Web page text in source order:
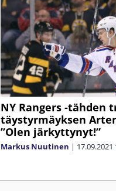
NY Rangers -tähden
täystyrmäyksen
”Olen järkyttynyt!”
Markus Nuutinen | 17.09.2021